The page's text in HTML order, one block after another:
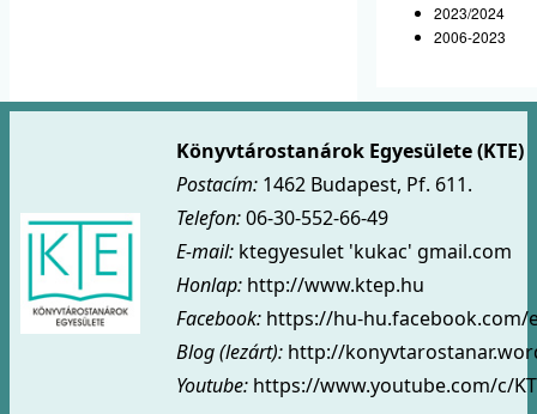
2023/2024
2006-2023
Könyvtárostanárok Egyesülete (KTE)
Postacím: 1462 Budapest, Pf. 611.
Telefon:06-30-552-66-49
E-mail: ktegyesulet 'kukac' gmail.com
Honlap: http://www.ktep.hu
Facebook: https://hu-
Blog (lezárt): http://
Youtube: https://www.youtube.com/c/